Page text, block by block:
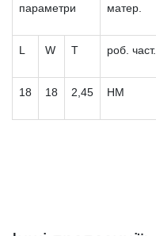
параметри матер.
L W T роб. част.
18 18 2,45 HM